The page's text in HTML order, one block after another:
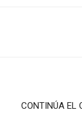
CONTINÚA EL